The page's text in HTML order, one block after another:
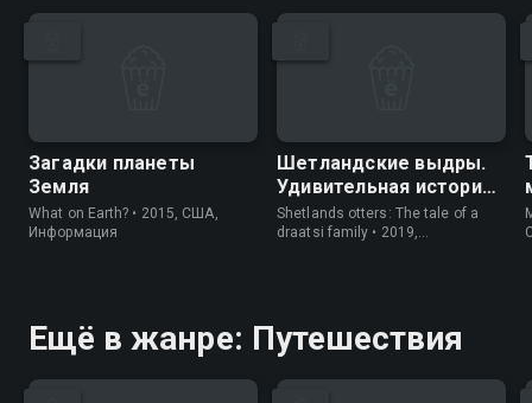
Загадки планеты
Земля
What on Earth? • 2015, США,
Информация
Шетландские выдры.
Удивительная история
одной семьи
Shetlands otters: The tale of a
draatsi family • 2019,
Ещё в жанре: Путешествия